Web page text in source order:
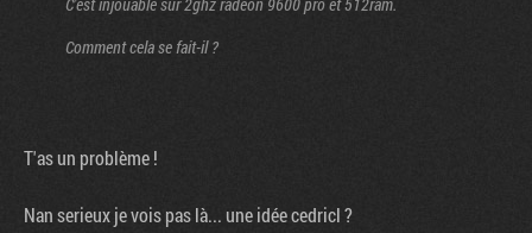
Comment cela se fait-il ?
T'as un problème !
Nan serieux je vois pas là... une idée cedricl ?